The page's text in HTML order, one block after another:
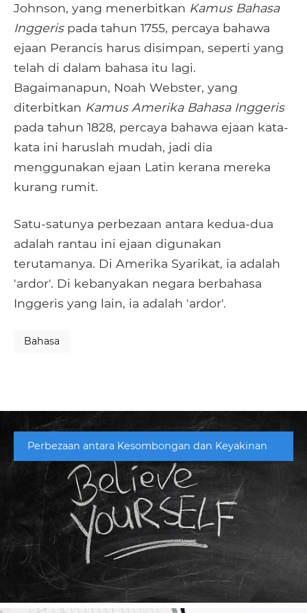
Johnson, yang menerbitkan Kamus Bahasa
Inggeris pada tahun 1755, percaya bahawa
ejaan Perancis harus disimpan, seperti yang
telah di dalam bahasa itu lagi.
Bagaimanapun, Noah Webster, yang
diterbitkan Kamus Amerika Bahasa Inggeris
pada tahun 1828, percaya bahawa ejaan kata-
kata ini haruslah mudah, jadi dia
menggunakan ejaan Latin kerana mereka
kurang rumit.
Satu-satunya perbezaan antara kedua-dua
adalah rantau ini ejaan digunakan
terutamanya. Di Amerika Syarikat, ia adalah
'ardor'. Di kebanyakan negara berbahasa
Inggeris yang lain, ia adalah 'ardor'.
Bahasa
Perbezaan antara Kesombongan dan Keyakinan